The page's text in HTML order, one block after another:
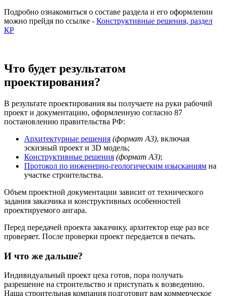
Подробно ознакомиться о составе раздела и его оформлении
можно прейдя по ссылке - Конструктивные решения, раздел
КР
Что будет результатом
проектирования?
В результате проектирования вы получаете на руки рабочий
проект и документацию, оформленную согласно 87
постановлению правительства РФ:
Архитектурные решения (формат А3), включая
эскизный проект и 3D модель;
Конструктивные решения (формат А3);
Протокол по инженерно-геологическим изысканиям на
участке строительства.
Объем проектной документации зависит от технического
задания заказчика и конструктивных особенностей
проектируемого ангара.
Перед передачей проекта заказчику, архитектор еще раз все
проверяет. После проверки проект передается в печать.
И что же дальше?
Индивидуальный проект цеха готов, пора получать
разрешение на строительство и приступать к возведению.
Наша строительная компания подготовит вам коммерческое